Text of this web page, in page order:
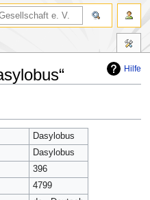
Hilfe
Dasylobus
Dasylobus
396
4799